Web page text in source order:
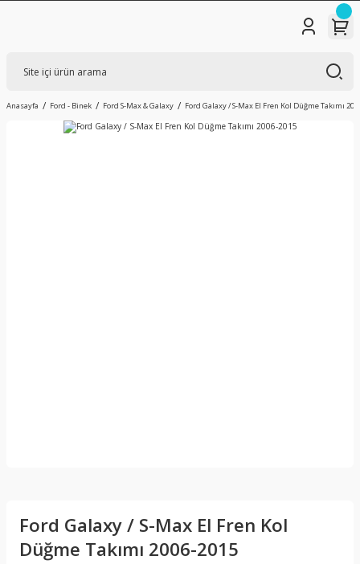
Anasayfa Ford - Binek Ford S-Max & Galaxy Ford Galaxy / S-Max El Fren Kol Düğme Takımı
Ford Galaxy / S-Max El Fren Kol
Düğme Takımı 2006-2015